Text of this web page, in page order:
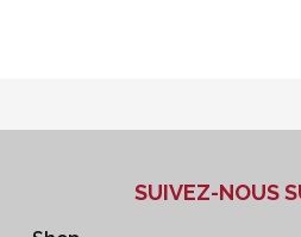
SUIVEZ-NOUS